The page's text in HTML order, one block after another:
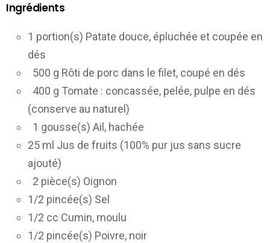
Ingrédients
1 portion(s) Patate douce, épluchée et coupée en
dés
500 g Rôti de porc dans le filet, coupé en dés
400 g Tomate : concassée, pelée, pulpe en dés
(conserve au naturel)
1 gousse(s) Ail, hachée
25 ml Jus de fruits (100% pur jus sans sucre
ajouté)
2 pièce(s) Oignon
1/2 pincée(s) Sel
1/2 cc Cumin, moulu
1/2 pincée(s) Poivre, noir